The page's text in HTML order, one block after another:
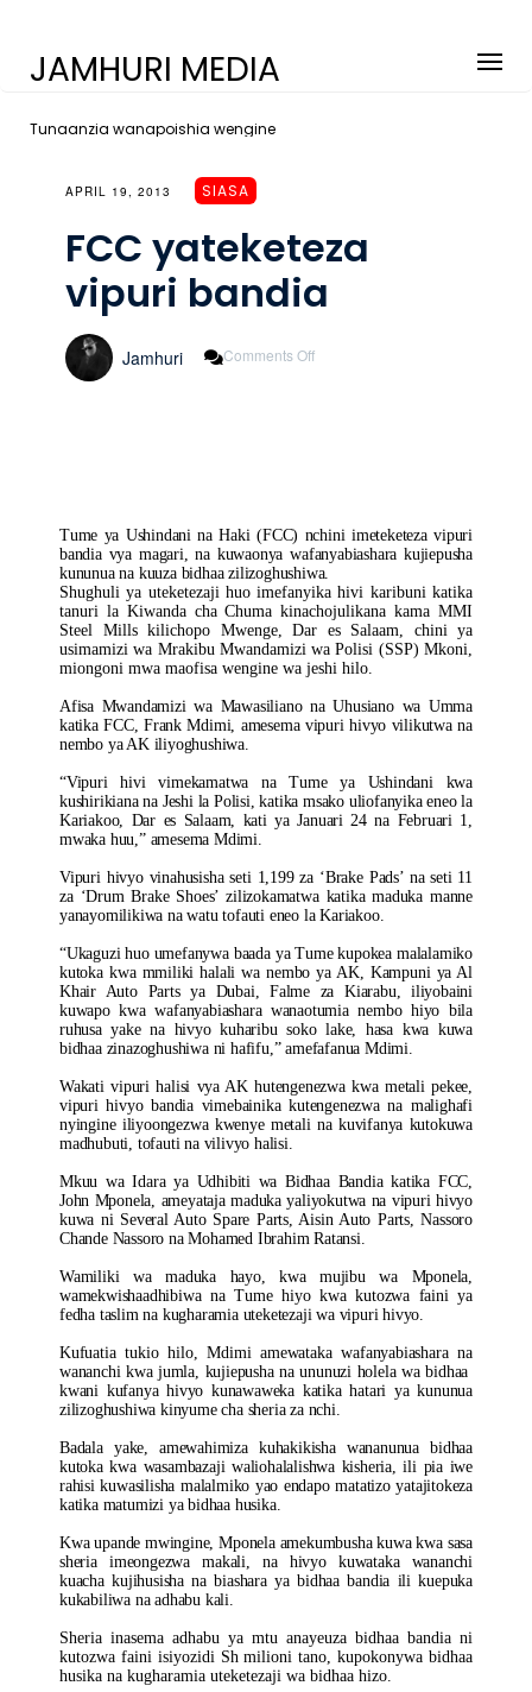
JAMHURI MEDIA
Tunaanzia wanapoishia wengine
APRIL 19, 2013 SIASA
FCC yateketeza
vipuri bandia
Jamhuri Comments Off
Tume ya Ushindani na Haki (FCC) nchini imeteketeza vipuri
bandia vya magari, na kuwaonya wafanyabiashara kujiepusha
kununua na kuuza bidhaa zilizoghushiwa.
Shughuli ya uteketezaji huo imefanyika hivi karibuni katika
tanuri la Kiwanda cha Chuma kinachojulikana kama MMI
Steel Mills kilichopo Mwenge, Dar es Salaam, chini ya
usimamizi wa Mrakibu Mwandamizi wa Polisi (SSP) Mkoni,
miongoni mwa maofisa wengine wa jeshi hilo.
Afisa Mwandamizi wa Mawasiliano na Uhusiano wa Umma
katika FCC, Frank Mdimi, amesema vipuri hivyo vilikutwa na
nembo ya AK iliyoghushiwa.
“Vipuri hivi vimekamatwa na Tume ya Ushindani kwa
kushirikiana na Jeshi la Polisi, katika msako uliofanyika eneo la
Kariakoo, Dar es Salaam, kati ya Januari 24 na Februari 1,
mwaka huu,” amesema Mdimi.
Vipuri hivyo vinahusisha seti 1,199 za ‘Brake Pads’ na seti 11
za ‘Drum Brake Shoes’ zilizokamatwa katika maduka manne
yanayomilikiwa na watu tofauti eneo la Kariakoo.
“Ukaguzi huo umefanywa baada ya Tume kupokea malalamiko
kutoka kwa mmiliki halali wa nembo ya AK, Kampuni ya Al
Khair Auto Parts ya Dubai, Falme za Kiarabu, iliyobaini
kuwapo kwa wafanyabiashara wanaotumia nembo hiyo bila
ruhusa yake na hivyo kuharibu soko lake, hasa kwa kuwa
bidhaa zinazoghushiwa ni hafifu,” amefafanua Mdimi.
Wakati vipuri halisi vya AK hutengenezwa kwa metali pekee,
vipuri hivyo bandia vimebainika kutengenezwa na malighafi
nyingine iliyoongezwa kwenye metali na kuvifanya kutokuwa
madhubuti, tofauti na vilivyo halisi.
Mkuu wa Idara ya Udhibiti wa Bidhaa Bandia katika FCC,
John Mponela, ameyataja maduka yaliyokutwa na vipuri hivyo
kuwa ni Several Auto Spare Parts, Aisin Auto Parts, Nassoro
Chande Nassoro na Mohamed Ibrahim Ratansi.
Wamiliki wa maduka hayo, kwa mujibu wa Mponela,
wamekwishaadhibiwa na Tume hiyo kwa kutozwa faini ya
fedha taslim na kugharamia uteketezaji wa vipuri hivyo.
Kufuatia tukio hilo, Mdimi amewataka wafanyabiashara na
wananchi kwa jumla, kujiepusha na ununuzi holela wa bidhaa
kwani kufanya hivyo kunawaweka katika hatari ya kununua
zilizoghushiwa kinyume cha sheria za nchi.
Badala yake, amewahimiza kuhakikisha wananunua bidhaa
kutoka kwa wasambazaji waliohalalishwa kisheria, ili pia iwe
rahisi kuwasilisha malalmiko yao endapo matatizo yatajitokeza
katika matumizi ya bidhaa husika.
Kwa upande mwingine, Mponela amekumbusha kuwa kwa sasa
sheria imeongezwa makali, na hivyo kuwataka wananchi
kuacha kujihusisha na biashara ya bidhaa bandia ili kuepuka
kukabiliwa na adhabu kali.
Sheria inasema adhabu ya mtu anayeuza bidhaa bandia ni
kutozwa faini isiyozidi Sh milioni tano, kupokonywa bidhaa
husika na kugharamia uteketezaji wa bidhaa hizo.